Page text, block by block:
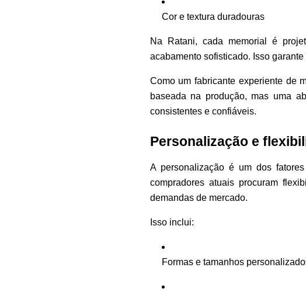
Cor e textura duradouras
Na Ratani, cada memorial é
acabamento sofisticado. Isso
Como um fabricante experiente de
baseada na produção, mas uma
consistentes e confiáveis.
Personalização e
A personalização é um dos
compradores atuais procuram
demandas de mercado.
Isso inclui:
Formas e tamanhos